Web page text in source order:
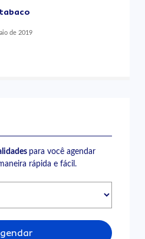
de 2019
para você agendar
rápida e fácil.